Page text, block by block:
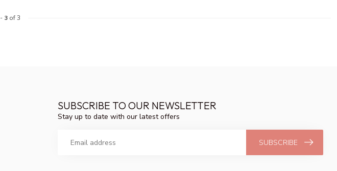
- 3of 3
SUBSCRIBE TO OUR NEWSLETTER
Stay up to date with our latest offers
SUBSCRIBE